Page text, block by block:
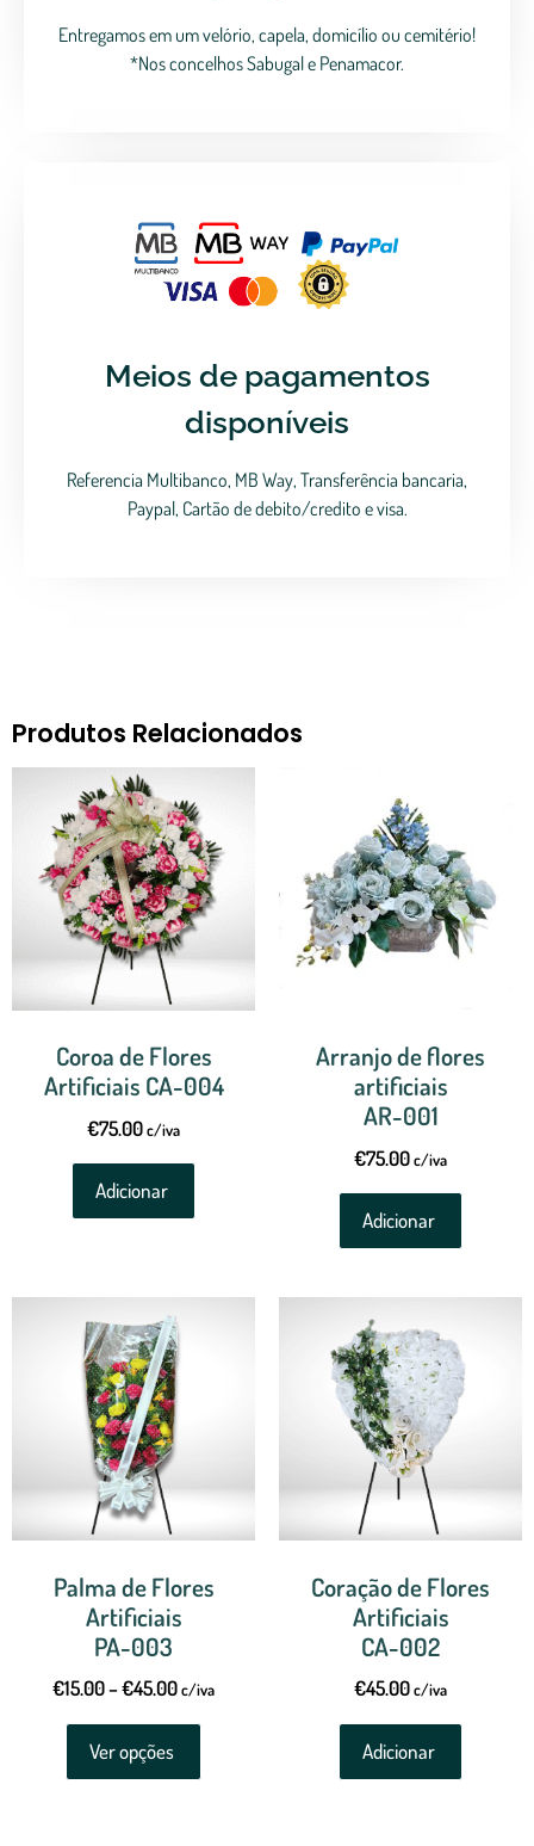
Entregamos em um velório, capela, domicílio ou cemitério!
*Nos concelhos Sabugal e Penamacor.
Meios de pagamentos
disponíveis
Referencia Multibanco, MB Way, Transferência bancaria,
Paypal, Cartão de debito/credito e visa.
Produtos Relacionados
Coroa de Flores
Artificiais CA-004
€75.00c/iva
Adicionar
Arranjo de flores
artificiais
AR-001
€75.00c/iva
Adicionar
Palma de Flores
Artificiais
PA-003
€15.00–€45.00c/iva
Ver opções
Coração de Flores
Artificiais
CA-002
€45.00c/iva
Adicionar